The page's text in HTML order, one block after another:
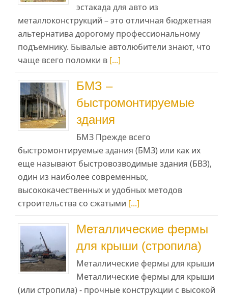
эстакада для авто из
металлоконструкций – это отличная бюджетная
альтернатива дорогому профессиональному
подъемнику. Бывалые автолюбители знают, что
чаще всего поломки в [...]
БМЗ –
быстромонтируемые
здания
БМЗ Прежде всего
быстромонтируемые здания (БМЗ) или как их
еще называют быстровозводимые здания (БВЗ),
один из наиболее современных,
высококачественных и удобных методов
строительства со сжатыми [...]
Металлические фермы
для крыши (стропила)
Металлические фермы для крыши
Металлические фермы для крыши
(или стропила) - прочные конструкции с высокой